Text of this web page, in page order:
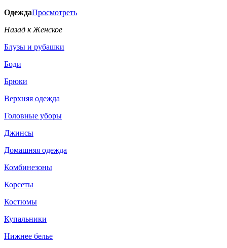
ОдеждаПросмотреть
Назад к Женское
Блузы и рубашки
Боди
Брюки
Верхняя одежда
Головные уборы
Джинсы
Домашняя одежда
Комбинезоны
Корсеты
Костюмы
Купальники
Нижнее белье